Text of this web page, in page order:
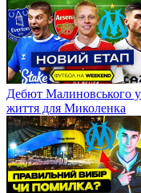
Дебют Малиновського у
життя для Миколенка